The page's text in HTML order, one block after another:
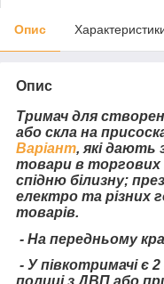
Опис
Опис
Тримач для
або скла на
Варіант, які дають
товари в торгових
спідню білизну;
електро та різних
товарів.
- На передньому
- У півкотримачі є